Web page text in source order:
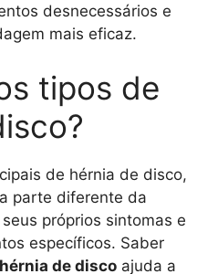
desnecessários e
mais eficaz.
tipos de
de hérnia de disco,
parte diferente da
próprios sintomas e
específicos. Saber
de disco ajuda a